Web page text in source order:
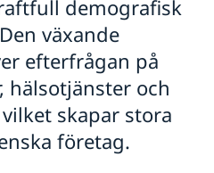
demografisk
växande
efterfrågan på
hälsotjänster och
skapar stora
företag.